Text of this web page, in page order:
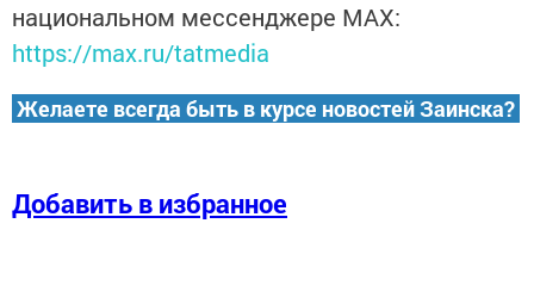
национальном мессенджере MАХ:
https://max.ru/tatmedia
Желаете всегда быть в курсе новостей Заинска?
Добавить в избранное